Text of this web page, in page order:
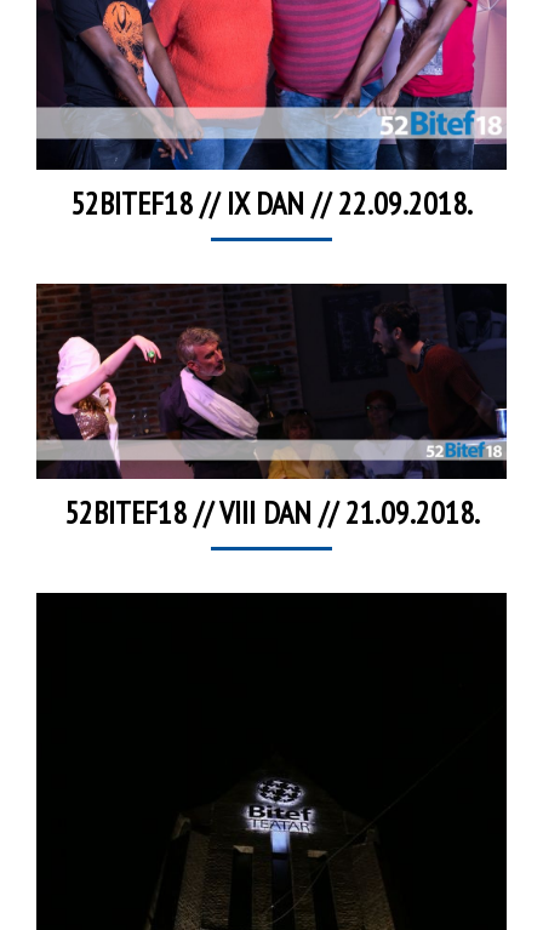
52BITEF18 // IX DAN // 22.09.2018.
52BITEF18 // VIII DAN // 21.09.2018.